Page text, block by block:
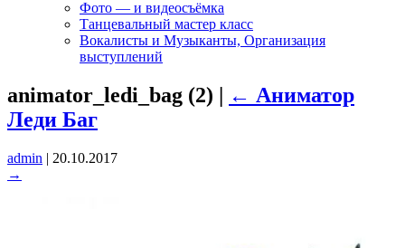
Фото — и видеосъёмка
Танцевальный мастер класс
Вокалисты и Музыканты, Организация
выступлений
animator_ledi_bag (2) | ← Аниматор
Леди Баг
admin | 20.10.2017
→